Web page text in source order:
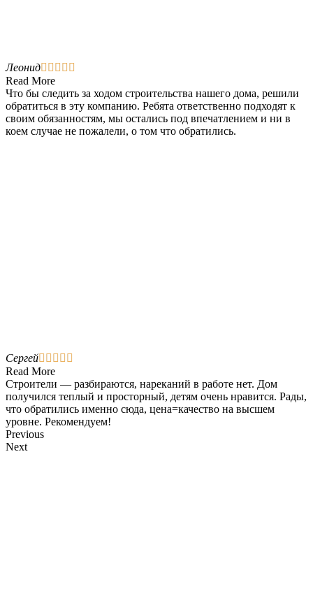
Леонид    
Read More
Что бы следить за ходом строительства нашего дома, решили
обратиться в эту компанию. Ребята ответственно подходят к
своим обязанностям, мы остались под впечатлением и ни в
коем случае не пожалели, о том что обратились.
Сергей    
Read More
Строители — разбираются, нареканий в работе нет. Дом
получился теплый и просторный, детям очень нравится. Рады,
что обратились именно сюда, цена=качество на высшем
уровне. Рекомендуем!
Previous
Next